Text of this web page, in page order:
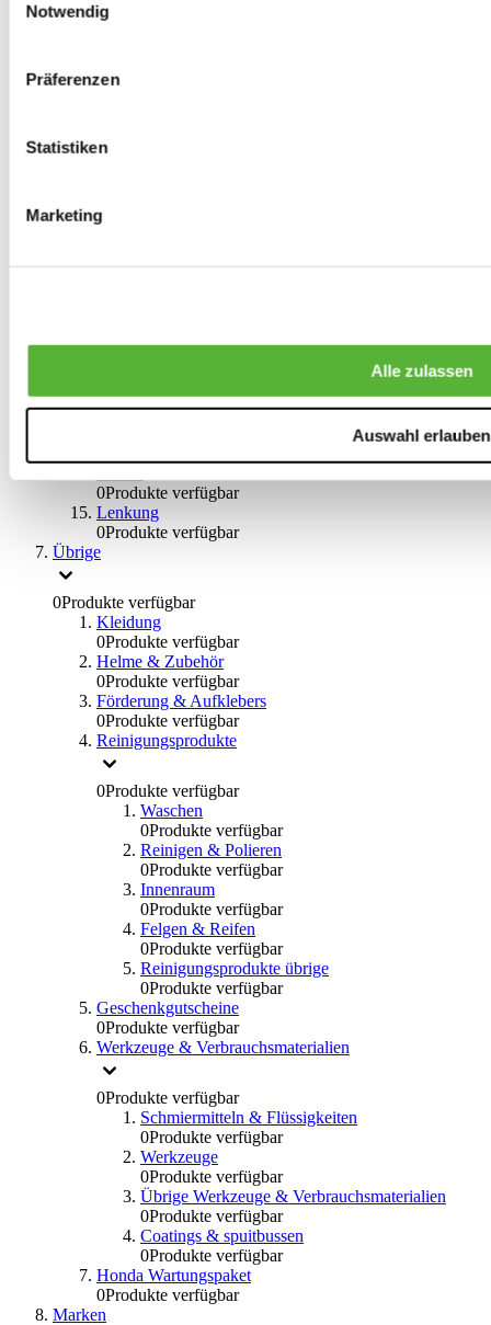
Notwendig
Präferenzen
Statistiken
Marketing
Alle zulassen
Auswahl erlauben
Bremsen
Handbremsen
0Produkte verfügbar
0Produkte verfügbar
Lenkung
0Produkte verfügbar
Übrige
0Produkte verfügbar
Kleidung
0Produkte verfügbar
Helme & Zubehör
0Produkte verfügbar
Förderung & Aufklebers
0Produkte verfügbar
Reinigungsprodukte
0Produkte verfügbar
Waschen
0Produkte verfügbar
Reinigen & Polieren
0Produkte verfügbar
Innenraum
0Produkte verfügbar
Felgen & Reifen
0Produkte verfügbar
Reinigungsprodukte übrige
0Produkte verfügbar
Geschenkgutscheine
0Produkte verfügbar
Werkzeuge & Verbrauchsmaterialien
0Produkte verfügbar
Schmiermitteln & Flüssigkeiten
0Produkte verfügbar
Werkzeuge
0Produkte verfügbar
Übrige Werkzeuge & Verbrauchsmaterialien
0Produkte verfügbar
Coatings & spuitbussen
0Produkte verfügbar
Honda Wartungspaket
0Produkte verfügbar
Marken